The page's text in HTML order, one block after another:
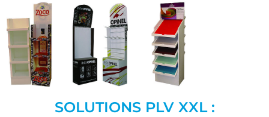
SOLUTIONS PLV XXL :